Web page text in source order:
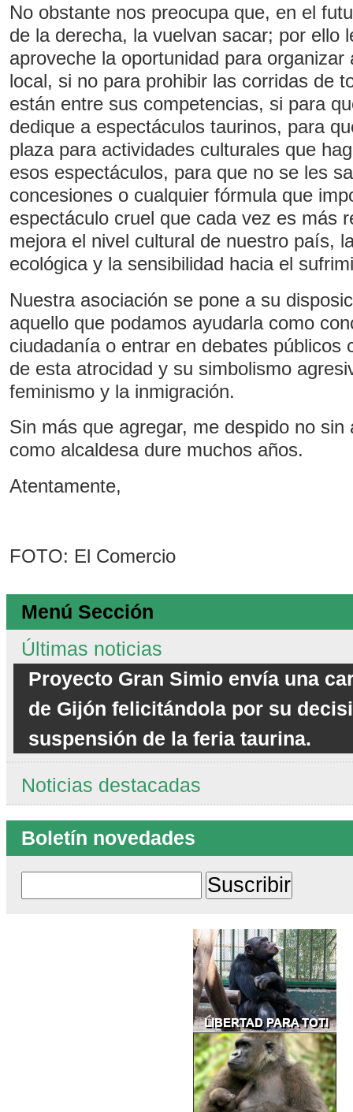
No obstante nos preocupa que, en el
de la derecha, la vuelvan sacar; por ello
aproveche la oportunidad para organizar
local, si no para prohibir las corridas de
están entre sus competencias, si para
dedique a espectáculos taurinos, para
plaza para actividades culturales que
esos espectáculos, para que no se les
concesiones o cualquier fórmula que
espectáculo cruel que cada vez es más
mejora el nivel cultural de nuestro país,
ecológica y la sensibilidad hacia el
Nuestra asociación se pone a su
aquello que podamos ayudarla como
ciudadanía o entrar en debates públicos
de esta atrocidad y su simbolismo
feminismo y la inmigración.
Sin más que agregar, me despido no sin
como alcaldesa dure muchos años.
Atentamente,
FOTO: El Comercio
Menú Sección
Últimas noticias
Proyecto Gran Simio envía una
de Gijón felicitándola por su
suspensión de la feria taurina.
Noticias destacadas
Boletín novedades